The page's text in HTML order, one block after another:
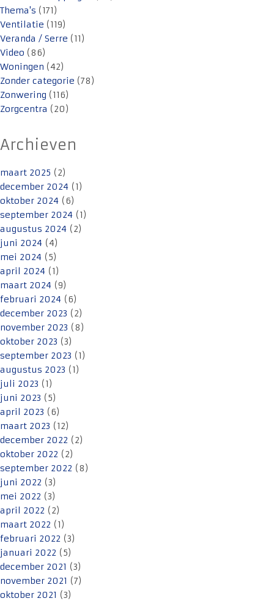
Thema's (171)
Ventilatie (119)
Veranda / Serre (11)
Video (86)
Woningen (42)
Zonder categorie (78)
Zonwering (116)
Zorgcentra (20)
Archieven
maart 2025 (2)
december 2024 (1)
oktober 2024 (6)
september 2024 (1)
augustus 2024 (2)
juni 2024 (4)
mei 2024 (5)
april 2024 (1)
maart 2024 (9)
februari 2024 (6)
december 2023 (2)
november 2023 (8)
oktober 2023 (3)
september 2023 (1)
augustus 2023 (1)
juli 2023 (1)
juni 2023 (5)
april 2023 (6)
maart 2023 (12)
december 2022 (2)
oktober 2022 (2)
september 2022 (8)
juni 2022 (3)
mei 2022 (3)
april 2022 (2)
maart 2022 (1)
februari 2022 (3)
januari 2022 (5)
december 2021 (3)
november 2021 (7)
oktober 2021 (3)